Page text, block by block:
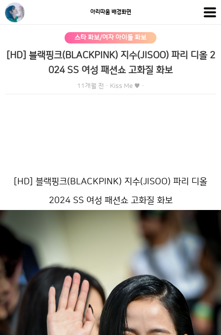
아리따움 배경화면
스타 화보/여자 아이돌 화보
[HD] 블랙핑크(BLACKPINK) 지수(JISOO) 파리 디올 2
024 SS 여성 패션쇼 고화질 화보
11개월 전 · Kiss Me ♥ ·
[HD] 블랙핑크(BLACKPINK) 지수(JISOO) 파리 디올
2024 SS 여성 패션쇼 고화질 화보